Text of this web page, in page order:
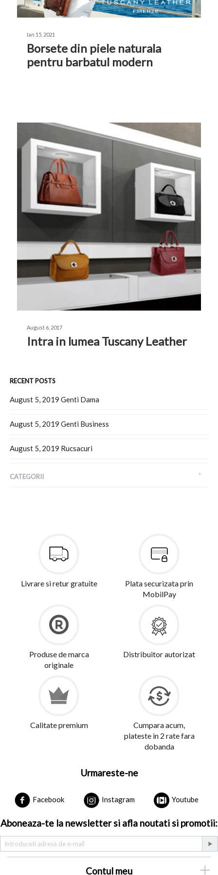
Ian 15, 2021
Borsete din piele naturala
pentru barbatul modern
August 6, 2017
Intra in lumea Tuscany Leather
RECENT POSTS
August 5, 2019 Genti Dama
August 5, 2019 Genti Business
August 5, 2019 Rucsacuri
CATEGORII
Livrare si retur gratuite
Plata securizata prin
MobilPay
Produse de marca
originale
Distribuitor autorizat
Calitate premium
Cumpara acum,
plateste in 2 rate fara
dobanda
Urmareste-ne
Facebook Instagram Youtube
Aboneaza-te la newsletter si afla noutati si promotii:
Contul meu